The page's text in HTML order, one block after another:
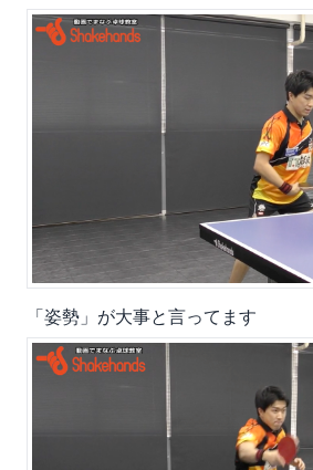
「姿勢」が大事と言ってます